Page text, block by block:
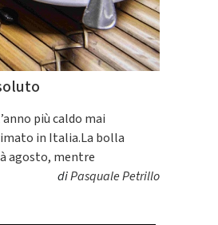
più caldo mai
in Italia.La bolla
agosto, mentre
diPasquale Petrillo